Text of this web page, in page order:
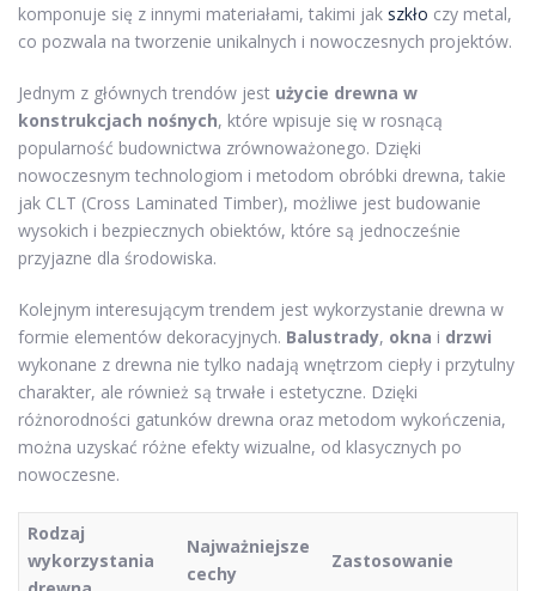
komponuje się z innymi materiałami, takimi jak szkło czy metal,
co pozwala na tworzenie unikalnych i nowoczesnych projektów.
Jednym z głównych trendów jest użycie drewna w
konstrukcjach nośnych, które wpisuje się w rosnącą
popularność budownictwa zrównoważonego. Dzięki
nowoczesnym technologiom i metodom obróbki drewna, takie
jak CLT (Cross Laminated Timber), możliwe jest budowanie
wysokich i bezpiecznych obiektów, które są jednocześnie
przyjazne dla środowiska.
Kolejnym interesującym trendem jest wykorzystanie drewna w
formie elementów dekoracyjnych. Balustrady, okna i drzwi
wykonane z drewna nie tylko nadają wnętrzom ciepły i przytulny
charakter, ale również są trwałe i estetyczne. Dzięki
różnorodności gatunków drewna oraz metodom wykończenia,
można uzyskać różne efekty wizualne, od klasycznych po
nowoczesne.
Rodzaj
wykorzystania
Najważniejsze
cechy
Zastosowanie